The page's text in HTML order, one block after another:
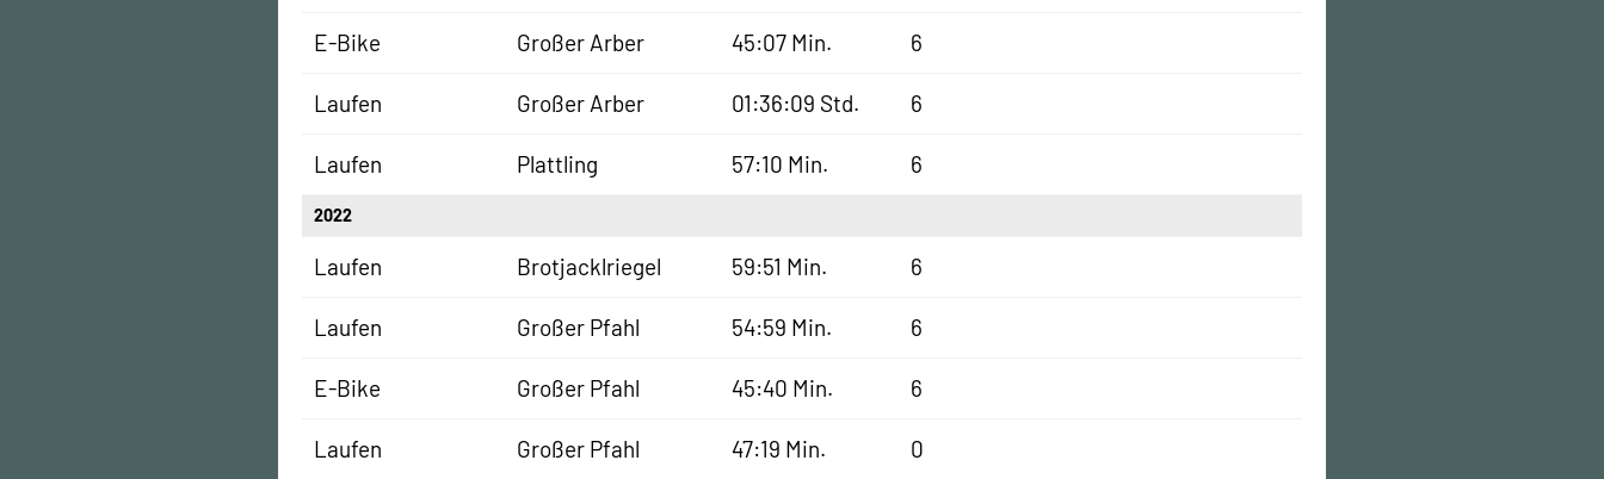
E-Bike Großer Arber 45:07 Min. 6
Laufen Großer Arber 01:36:09 Std. 6
Laufen Plattling 57:10 Min. 6
2022
Laufen Brotjacklriegel 59:51 Min. 6
Laufen Großer Pfahl 54:59 Min. 6
E-Bike Großer Pfahl 45:40 Min. 6
Laufen Großer Pfahl 47:19 Min. 0